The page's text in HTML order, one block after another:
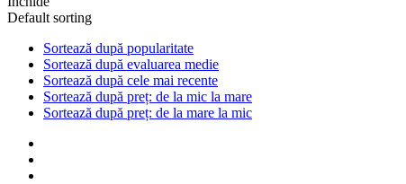
Default sorting
Sortează după popularitate
Sortează după evaluarea medie
Sortează după cele mai recente
Sortează după preț: de la mic la mare
Sortează după preț: de la mare la mic